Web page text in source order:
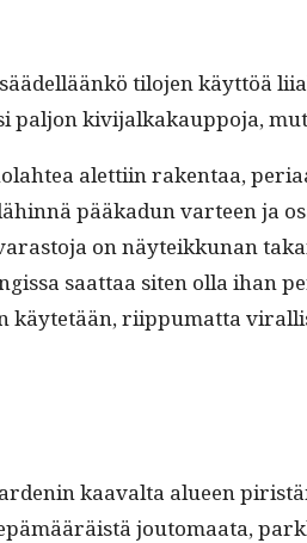
tilo­jen käyt­töä
paljon kivi­jalka­kaup­po­ja,
alet­ti­in rak­en­taa,
pääkadun var­teen ja
on näyteikku­nan
saat­taa siten olla ihan
käytetään, riip­pumat­ta
kaaval­ta alueen
joutomaa­ta,